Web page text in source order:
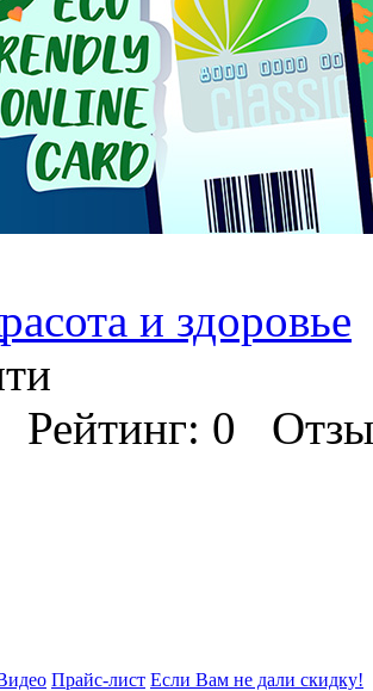
и здоровье
Рейтинг: 0
Прайс-лист Если Вам не дали скидку!